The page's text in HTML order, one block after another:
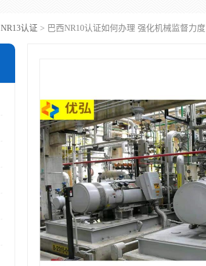
NR13认证 > 巴西NR10认证如何办理 强化机械监督力度